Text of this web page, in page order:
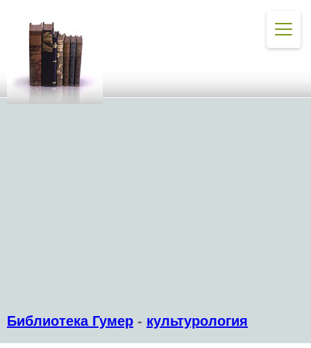
Библиотека Гумер - культурология